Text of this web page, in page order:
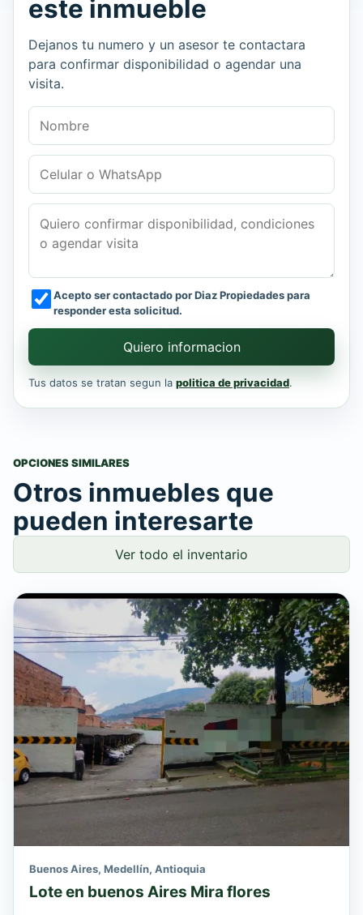
este inmueble
Dejanos tu numero y un asesor te contactara
para confirmar disponibilidad o agendar una
visita.
Nombre
Celular o WhatsApp
Mensaje
Acepto ser contactado por Diaz Propiedades para
responder esta solicitud.
Quiero informacion
Tus datos se tratan segun la politica de privacidad.
OPCIONES SIMILARES
Otros inmuebles que
pueden interesarte
Ver todo el inventario
Buenos Aires, Medellín, Antioquia
Lote en buenos Aires Mira flores